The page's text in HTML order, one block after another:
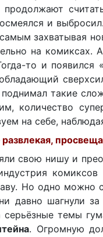
и
захватывая
на
то и появился
такие
количество
на себе,
свою нишу и
Но одно можно
давно шагнули
темы
. Огромную